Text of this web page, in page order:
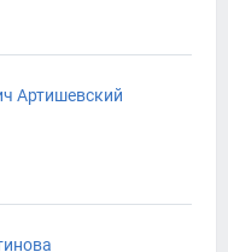
Артишевский